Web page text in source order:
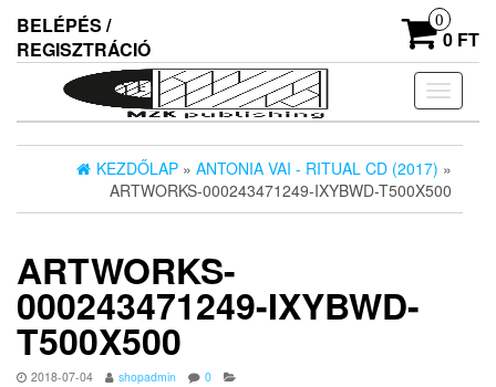
the
BELÉPÉS /
REGISZTRÁCIÓ
0
0 FT
ki/
KEZDŐLAP » ANTONIA VAI - RITUAL CD (2017) »
ARTWORKS-000243471249-IXYBWD-T500X500
ARTWORKS-
000243471249-IXYBWD-
T500X500
2018-07-04 shopadmin 0